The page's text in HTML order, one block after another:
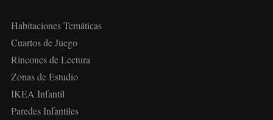
Habitaciones Temáticas
Cuartos de Juego
Rincones de Lectura
Zonas de Estudio
IKEA Infantil
Paredes Infantiles